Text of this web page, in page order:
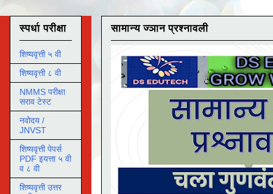
सामान्य ज्ञान प्रश्नावली
स्पर्धा परीक्षा
शिष्यवृत्ती ५ वी
शिष्यवृत्ती ८ वी
NMMS परीक्षा
सराव टेस्ट
नवोदय /
JNVST
शिष्यवृत्ती पेपर्स
PDF इयत्ता ५ वी
व ८ वी
शिष्यवृत्ती उत्तर